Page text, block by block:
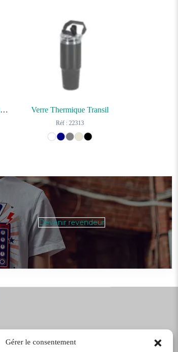
Gérer le consentement
Tasse Thermique Leandrok Verre Thermique Transil
Réf : 22313
Devenir revendeur